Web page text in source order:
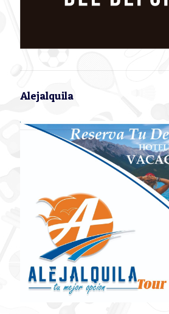
Alejalquila